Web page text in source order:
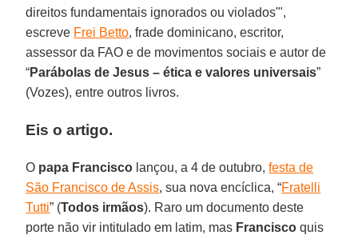
direitos fundamentais ignorados ou violados'",
escreve Frei Betto, frade dominicano, escritor,
assessor da FAO e de movimentos sociais e autor de
“Parábolas de Jesus – ética e valores universais”
(Vozes), entre outros livros.
Eis o artigo.
O papa Francisco lançou, a 4 de outubro,festa de
São Francisco de Assis, sua nova encíclica, “Fratelli
Tutti” (Todos irmãos). Raro um documento deste
porte não vir intitulado em latim, mas Francisco quis